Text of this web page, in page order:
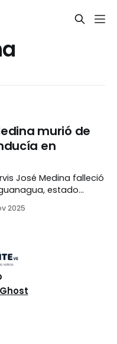
murió de
en
José Medina falleció
estado
2025
Ghost